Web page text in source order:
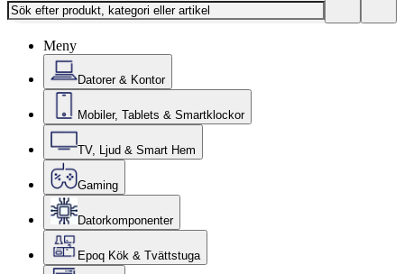
Meny
Datorer & Kontor
Mobiler, Tablets & Smartklockor
TV, Ljud & Smart Hem
Gaming
Datorkomponenter
Epoq Kök & Tvättstuga